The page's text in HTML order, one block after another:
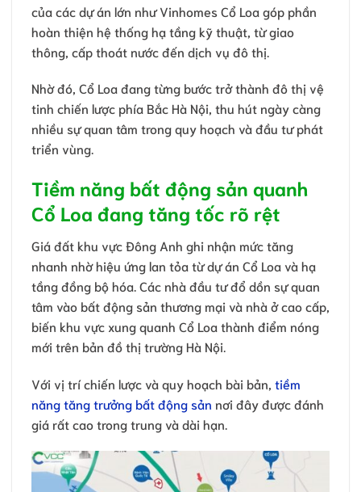
của các dự án lớn như Vinhomes Cổ Loa góp phần
hoàn thiện hệ thống hạ tầng kỹ thuật, từ giao
thông, cấp thoát nước đến dịch vụ đô thị.
Nhờ đó, Cổ Loa đang từng bước trở thành đô thị vệ
tinh chiến lược phía Bắc Hà Nội, thu hút ngày càng
nhiều sự quan tâm trong quy hoạch và đầu tư phát
triển vùng.
Tiềm năng bất động sản quanh
Cổ Loa đang tăng tốc rõ rệt
Giá đất khu vực Đông Anh ghi nhận mức tăng
nhanh nhờ hiệu ứng lan tỏa từ dự án Cổ Loa và hạ
tầng đồng bộ hóa. Các nhà đầu tư đổ dồn sự quan
tâm vào bất động sản thương mại và nhà ở cao cấp,
biến khu vực xung quanh Cổ Loa thành điểm nóng
mới trên bản đồ thị trường Hà Nội.
Với vị trí chiến lược và quy hoạch bài bản, tiềm
năng tăng trưởng bất động sản nơi đây được đánh
giá rất cao trong trung và dài hạn.